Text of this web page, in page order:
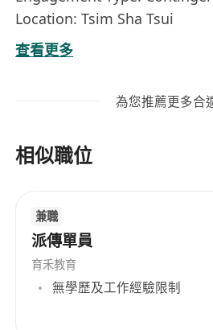
Location: Tsim Sha Tsui
Start Date: Asap
Duration: 1 year full time
• Native Putonghua speaker
• Ability to conduct
registered sales
• Familiar with PHKL
查看更多
為您推薦更多合
相似職位
兼職
派傳單員
育禾教育
無學歷及工作經驗限制